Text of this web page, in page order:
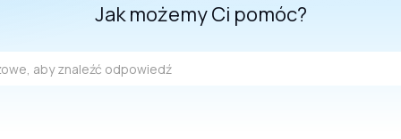
Jak możemy Ci pomóc?